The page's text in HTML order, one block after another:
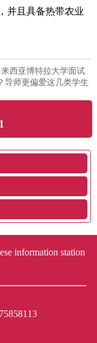
且具备热带农业
西亚博特拉大学面试
导师更偏爱这几类学生
information station